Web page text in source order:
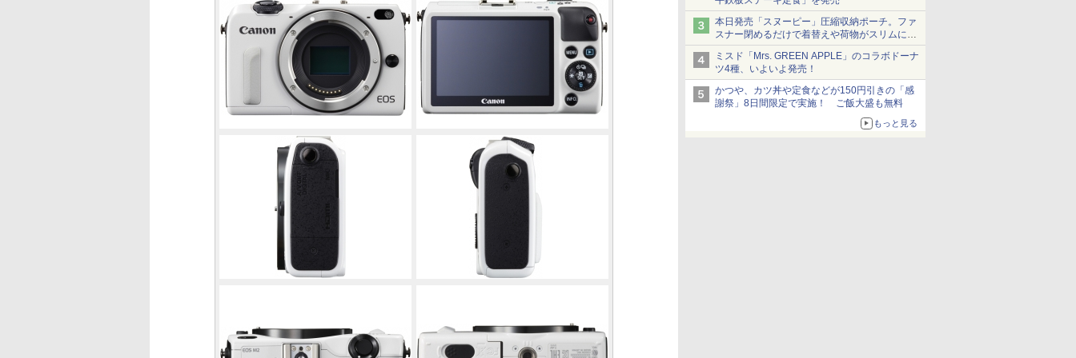
本日発売「スヌーピー」圧縮収納ポーチ。ファ
スナー閉めるだけで着替えや荷物がスリムにま
とまる
ミスド「Mrs. GREEN APPLE」のコラボドーナ
ツ4種、いよいよ発売！
かつや、カツ丼や定食などが150円引きの「感
謝祭」8日間限定で実施！ ご飯大盛も無料
もっと見る